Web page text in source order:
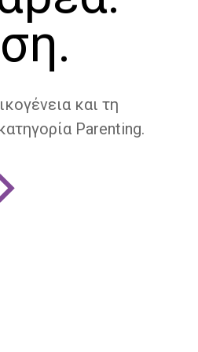
και τη
Parenting.